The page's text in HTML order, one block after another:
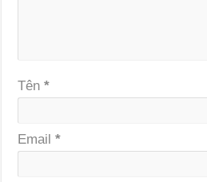
Tên*
Email*